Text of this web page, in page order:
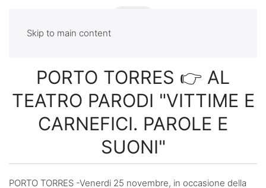
Skip to main content
PORTO TORRES 👉 AL
TEATRO PARODI "VITTIME E
CARNEFICI. PAROLE E
SUONI"
PORTO TORRES -Venerdi 25 novembre, in occasione della